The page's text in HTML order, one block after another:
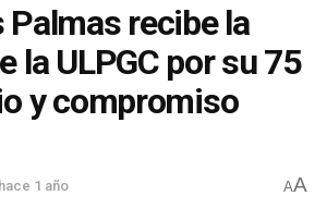
Palmas recibe la
la ULPGC por su 75
y compromiso
hace 1 año AA